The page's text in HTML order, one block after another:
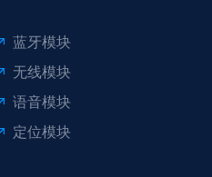
蓝牙模块
无线模块
语音模块
定位模块